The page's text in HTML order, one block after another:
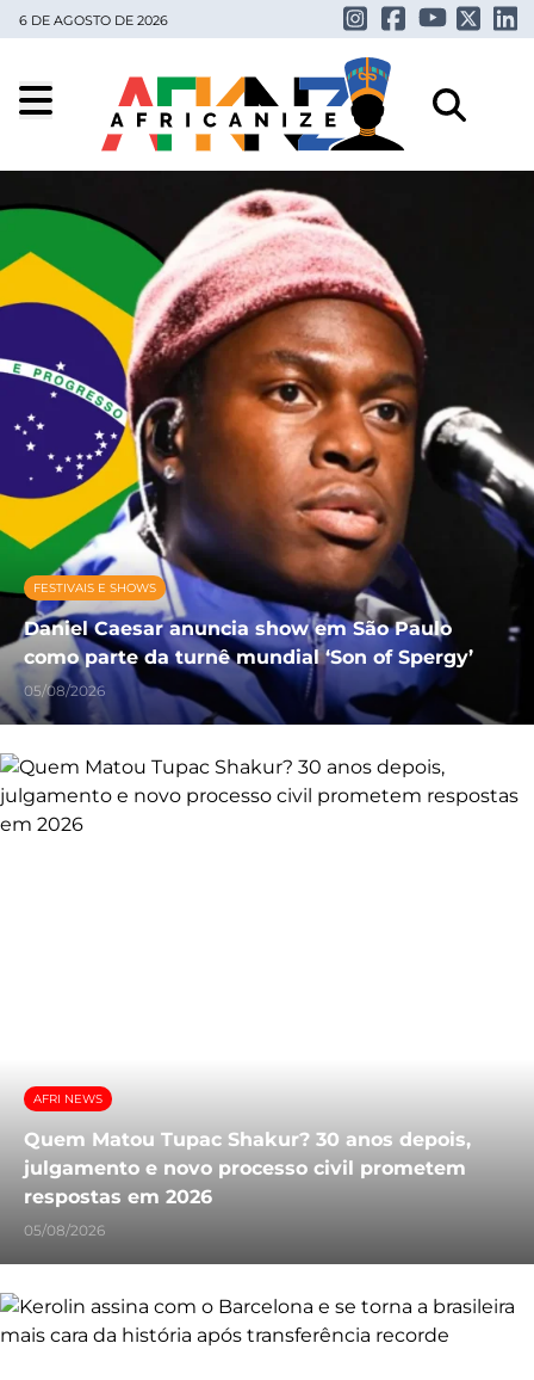
6 DE AGOSTO DE 2026
FESTIVAIS E SHOWS
Daniel Caesar anuncia show em São Paulo
como parte da turnê mundial ‘Son of Spergy’
05/08/2026
AFRI NEWS
Quem Matou Tupac Shakur? 30 anos depois,
julgamento e novo processo civil prometem
respostas em 2026
05/08/2026